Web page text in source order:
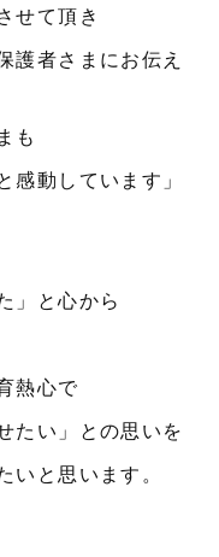
せて頂き
護者さまにお伝え
も
感動しています」
」と心から
熱心で
たい」との思いを
と思います。